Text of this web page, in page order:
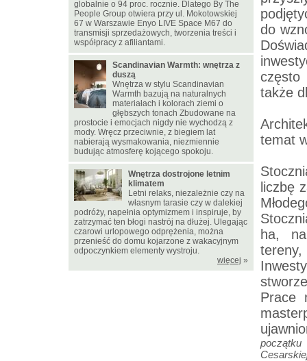
do
często
także
temat
liczbę
ha,
Prace
początku
globalnie o 94 proc. rocznie. Dlatego By The
People Group otwiera przy ul. Mokotowskiej
67 w Warszawie Enyo LIVE Space M67 do
transmisji sprzedażowych, tworzenia treści i
współpracy z afiliantami.
Scandinavian Warmth: wnętrza z
duszą
Wnętrza w stylu Scandinavian
Warmth bazują na naturalnych
materiałach i kolorach ziemi o
głębszych tonach Zbudowane na
prostocie i emocjach nigdy nie wychodzą z
mody. Wręcz przeciwnie, z biegiem lat
nabierają wysmakowania, niezmiennie
budując atmosferę kojącego spokoju.
Wnętrza dostrojone letnim
klimatem
Letni relaks, niezależnie czy na
własnym tarasie czy w dalekiej
podróży, napełnia optymizmem i inspiruje, by
zatrzymać ten błogi nastrój na dłużej. Ulegając
czarowi urlopowego odprężenia, można
przenieść do domu kojarzone z wakacyjnym
odpoczynkiem elementy wystroju.
więcej »